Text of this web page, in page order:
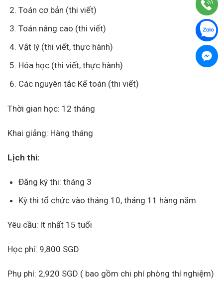
Toán cơ bản (thi viết)
Toán nâng cao (thi viết)
Vật lý (thi viết, thực hành)
Hóa học (thi viết, thực hành)
Các nguyên tắc Kế toán (thi viết)
Thời gian học: 12 tháng
Khai giảng: Hàng tháng
Lịch thi:
Đăng ký thi: tháng 3
Kỳ thi tổ chức vào tháng 10, tháng 11 hàng năm
Yêu cầu: ít nhất 15 tuổi
Học phí: 9,800 SGD
Phụ phí: 2,920 SGD ( bao gồm chi phí phòng thí nghiệm)